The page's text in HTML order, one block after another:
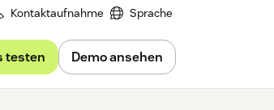
Kontaktaufnahme Sprache
testen Demo ansehen